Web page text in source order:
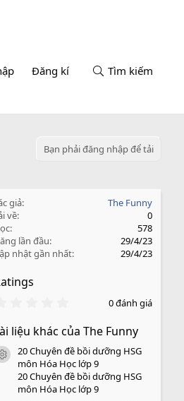
Đăng kí Tìm kiếm
Bạn phải đăng nhập để tải
giả
The Funny
về
0
578
lần đầu
29/4/23
nhật gần nhất
29/4/23
0
0
s
a
o
0 đánh giá
liệu khác của The Funny
icon tài liệu
20 Chuyên đề bồi dưỡng HSG
môn Hóa Học lớp 9
20 Chuyên đề bồi dưỡng HSG
môn Hóa Học lớp 9